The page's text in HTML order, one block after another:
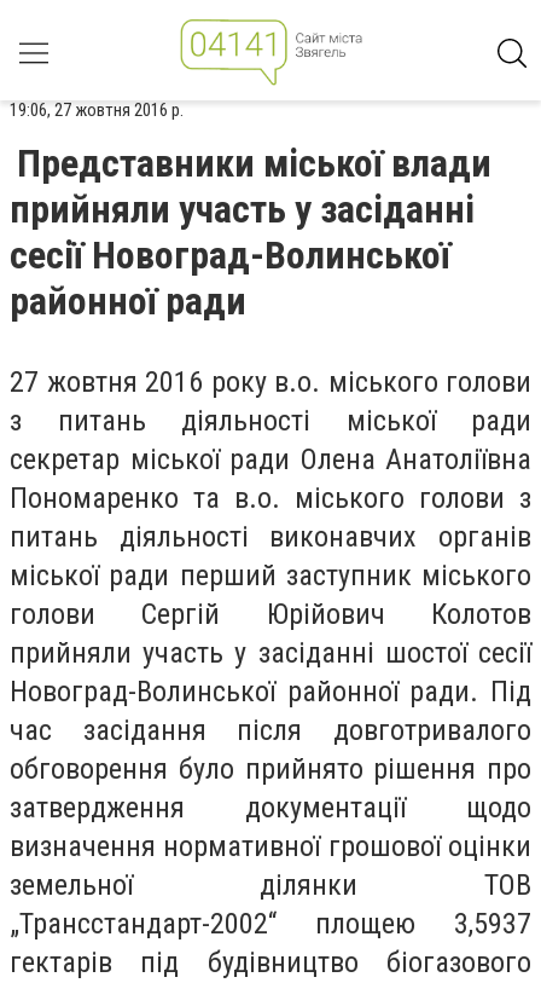
19:06, 27 жовтня 2016 р.
Представники міської влади
прийняли участь у засіданні
сесії Новоград-Волинської
районної ради
27 жовтня 2016 року в.о. міського голови
з питань діяльності міської ради
секретар міської ради Олена Анатоліївна
Пономаренко та в.о. міського голови з
питань діяльності виконавчих органів
міської ради перший заступник міського
голови Сергій Юрійович Колотов
прийняли участь у засіданні шостої сесії
Новоград-Волинської районної ради. Під
час засідання після довготривалого
обговорення було прийнято рішення про
затвердження документації щодо
визначення нормативної грошової оцінки
земельної ділянки ТОВ
„Трансстандарт-2002“ площею 3,5937
гектарів під будівництво біогазового